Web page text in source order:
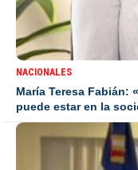
NACIONALES
María Teresa Fabián:
puede estar en la